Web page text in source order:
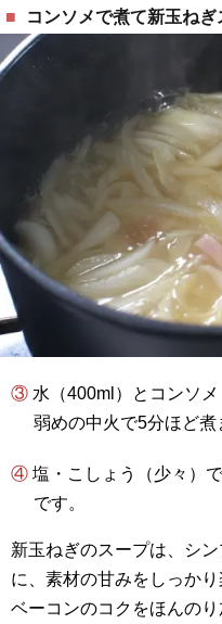
コンソメで煮て新玉ね
③ 水（400ml）とコンソメ（小さじ2）を加えて沸騰させ、
弱めの中火で5分ほど煮
④ 塩・こしょう（少々）で味をととのえ、器に注いで完成
です。
新玉ねぎのスープは、シ
に、素材の甘みをしっかり
ベーコンのコクをほんの